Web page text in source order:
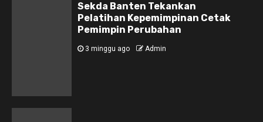
Sekda Banten Tekankan
Pelatihan Kepemimpinan Cetak
Pemimpin Perubahan
3 minggu ago Admin